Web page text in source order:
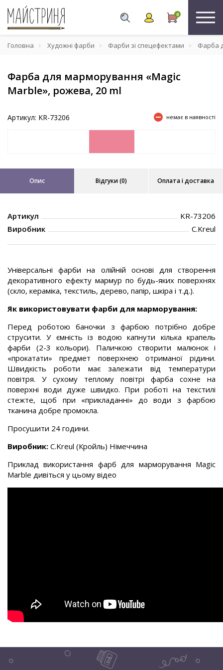
0
Головна Художні фарби Фарби зі спецефектами Фарба
Фарба для марморування «Magic
Marble», рожева, 20 ml
Артикул: KR-73206 немає в наявності
Опис Відгуки (0) Оплата і доставка
Артикул
KR-73206
Виробник
C.Kreul
Універсальні фарби на олійній основі для створення
декоративного ефекту мармур по будь-яких поверхнях
(скло, кераміка, текстиль, дерево, папір, шкіра і т.д.).
Як використовувати фарби для марморування:
Перед роботою баночки з фарбою потрібно добре
струсити. У ємність із водою капнути кілька крапель
фарби (2-3 кольори). Паличкою створити малюнок і
«прокатати» предмет поверхнею отриманої рідини.
Швидкість роботи має залежати від температури
повітря. У сухому теплому повітрі фарба сохне на
поверхні води дуже швидко. При роботі на текстилі
стежте, щоб при «прикладанні» до води з фарбою
тканина добре промокла.
Просушити 24 години.
Виробник: С.Kreul (Кройль) Німеччина
Приклад використання фарб для марморування Magic
Marble дивіться у цьому відео